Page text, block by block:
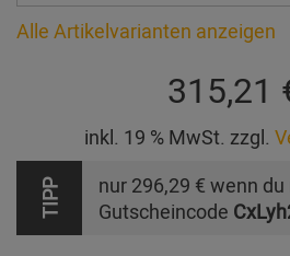
Alle Artikelvarianten anzeigen
315,21
inkl. 19 % MwSt. zzgl.
TIPP nur 296,29 € wenn
Gutscheincode